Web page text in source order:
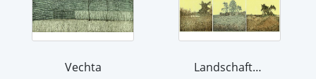
Vechta
Landschaftsvariationen 78 III